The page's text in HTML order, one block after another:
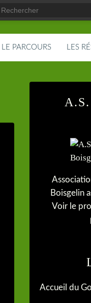
LE PARCOURS LES
Boisgelin
Voir le
Accueil du